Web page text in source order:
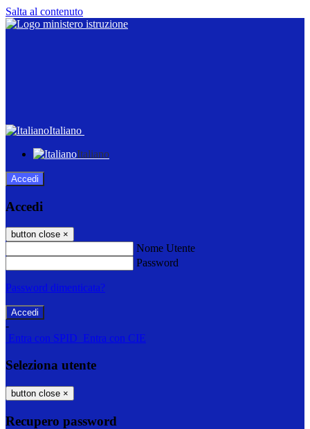
Salta al contenuto
Italiano
Italiano
Accedi
Accedi
button close ×
Nome Utente
Password
Password dimenticata?
-
Entra con SPID Entra con CIE
Seleziona utente
button close ×
Recupero password